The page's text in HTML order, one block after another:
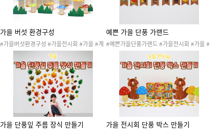
가을 버섯 환경구성
#가을버섯환경구성 #가을전시회 #가을 #계
절 #낙엽 #자연 #자연물 #단풍잎 #은행잎 #
가을나무 #가을꽃 #가을환경 #가을활동 #가
을놀이 #가을행사 #가을꾸미기 #가을도안 #
가을프로젝트 #학예회 #전시회 #참여수업 #
가을전시회행사 #가을환경구성 #가을전시회
환경구성 #참여수업 #학부모참관 #가을환경
예쁜 가을 단풍 가랜드
#예쁜가을단풍가랜드 #가을전시회 #가을 #
계절 #낙엽 #자연 #자연물 #단풍잎 #은행잎
#가을나무 #가을꽃 #가을환경 #가을활동 #
가을놀이 #가을행사 #가을꾸미기 #가을도안
#가을프로젝트 #학예회 #전시회 #참여수업
#가을전시회행사 #가을가랜드 #가을전시회
가랜드 #가을환경판 #단풍놀이 #자연물활동
가을 단풍잎 주름 장식 만들기 가을 전시회 단풍 박스 만들기